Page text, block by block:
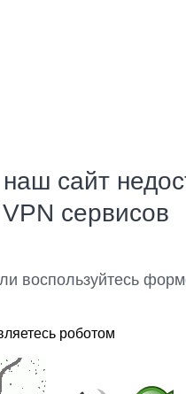
сайт
сервисов
воспользуйтесь
роботом